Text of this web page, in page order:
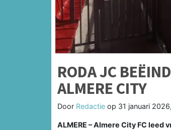
RODA JC
ALMERE CITY
Door Redactie op 31 januari
ALMERE – Almere City FC